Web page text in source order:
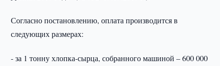
Согласно постановлению, оплата производится в
следующих размерах:
- за 1 тонну хлопка-сырца, собранного машиной – 600 000